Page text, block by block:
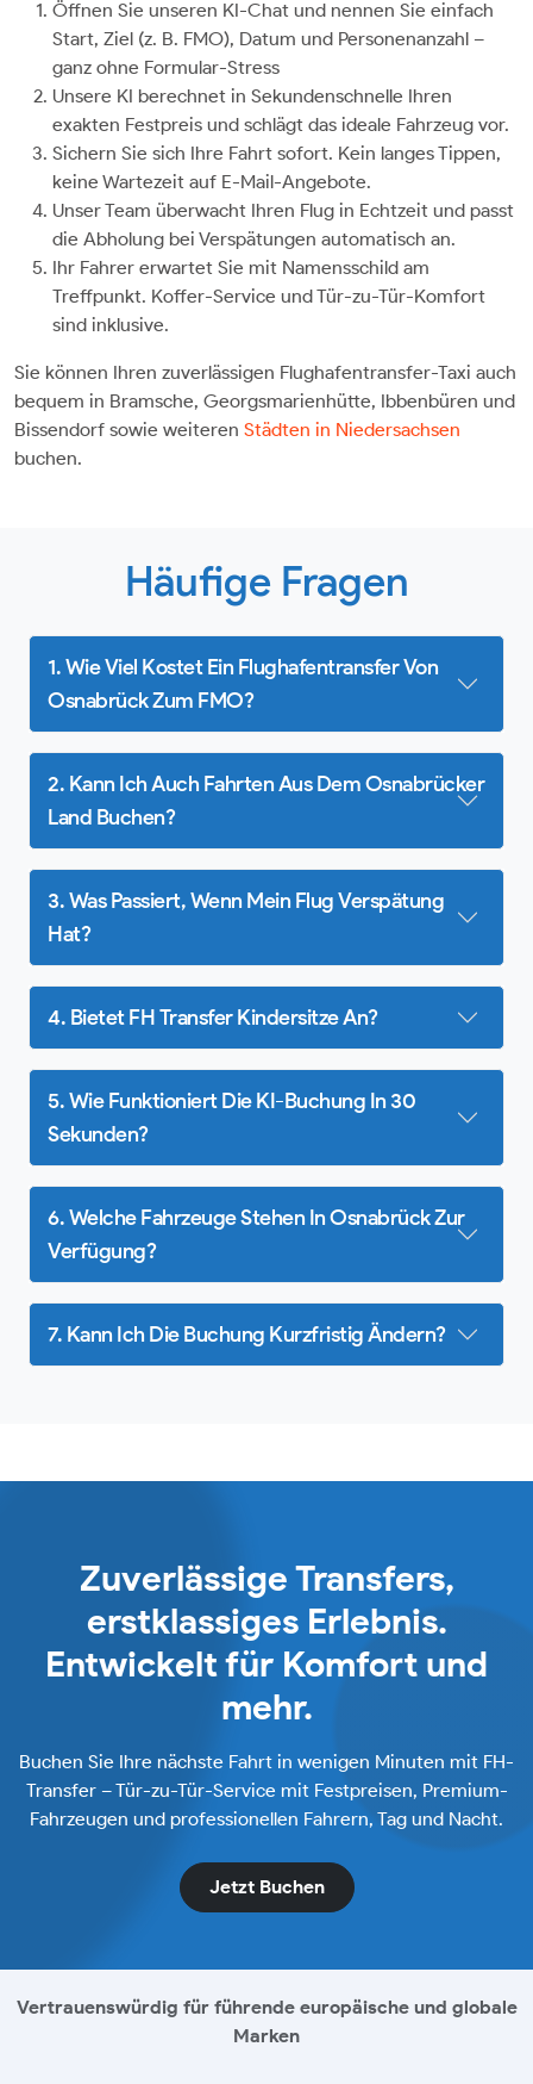
Öffnen Sie unseren KI-Chat und nennen Sie einfach
Start, Ziel (z. B. FMO), Datum und Personenanzahl –
ganz ohne Formular-Stress
Unsere KI berechnet in Sekundenschnelle Ihren
exakten Festpreis und schlägt das ideale Fahrzeug vor.
Sichern Sie sich Ihre Fahrt sofort. Kein langes Tippen,
keine Wartezeit auf E-Mail-Angebote.
Unser Team überwacht Ihren Flug in Echtzeit und passt
die Abholung bei Verspätungen automatisch an.
Ihr Fahrer erwartet Sie mit Namensschild am
Treffpunkt. Koffer-Service und Tür-zu-Tür-Komfort
sind inklusive.
Sie können Ihren zuverlässigen Flughafentransfer-Taxi auch
bequem in Bramsche, Georgsmarienhütte, Ibbenbüren und
Bissendorf sowie weiteren Städten in Niedersachsen
buchen.
Häufige Fragen
1. Wie Viel Kostet Ein Flughafentransfer Von
Osnabrück Zum FMO?
2. Kann Ich Auch Fahrten Aus Dem Osnabrücker
Land Buchen?
3. Was Passiert, Wenn Mein Flug Verspätung
Hat?
4. Bietet FH Transfer Kindersitze An?
5. Wie Funktioniert Die KI-Buchung In 30
Sekunden?
6. Welche Fahrzeuge Stehen In Osnabrück Zur
Verfügung?
7. Kann Ich Die Buchung Kurzfristig Ändern?
Zuverlässige Transfers,
erstklassiges Erlebnis.
Entwickelt für Komfort und
mehr.
Buchen Sie Ihre nächste Fahrt in wenigen Minuten mit FH-
Transfer – Tür-zu-Tür-Service mit Festpreisen, Premium-
Fahrzeugen und professionellen Fahrern, Tag und Nacht.
Jetzt Buchen
Vertrauenswürdig für führende europäische und globale
Marken